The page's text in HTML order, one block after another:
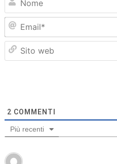
2 COMMENTI
Più recenti